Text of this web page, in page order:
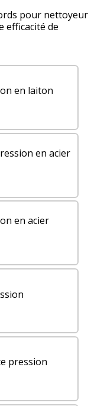
pour nettoyeur
efficacité de
en laiton
en acier
en acier
pression